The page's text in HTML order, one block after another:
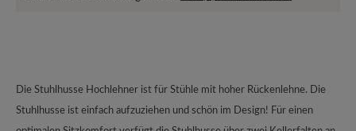
Die Stuhlhusse Hochlehner ist für Stühle mit hoher Rückenlehne. Die
Stuhlhusse ist einfach aufzuziehen und schön im Design! Für einen